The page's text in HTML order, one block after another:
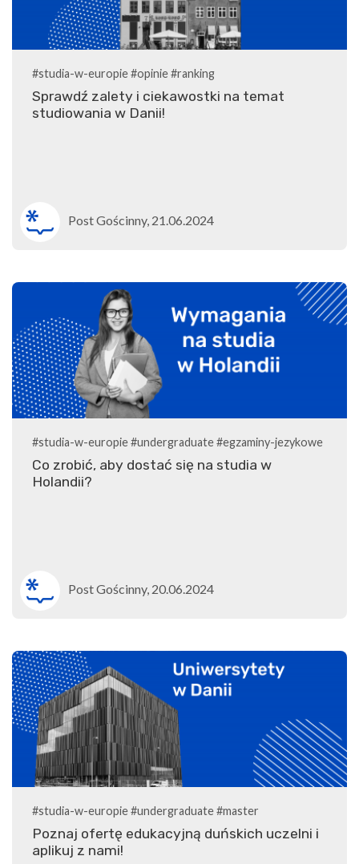
#studia-w-europie#opinie#ranking
Sprawdź zalety i ciekawostki na temat
studiowania w Danii!
Post Gościnny, 21.06.2024
#studia-w-europie#undergraduate#egzaminy-jezykowe
Co zrobić, aby dostać się na studia w
Holandii?
Post Gościnny, 20.06.2024
#studia-w-europie#undergraduate#master
Poznaj ofertę edukacyjną duńskich uczelni i
aplikuj z nami!